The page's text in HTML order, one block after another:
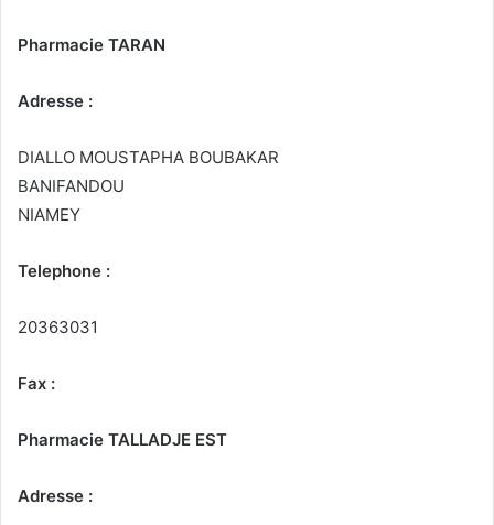
Pharmacie TARAN
Adresse :
DIALLO MOUSTAPHA BOUBAKAR
BANIFANDOU
NIAMEY
Telephone :
20363031
Fax :
Pharmacie TALLADJE EST
Adresse :